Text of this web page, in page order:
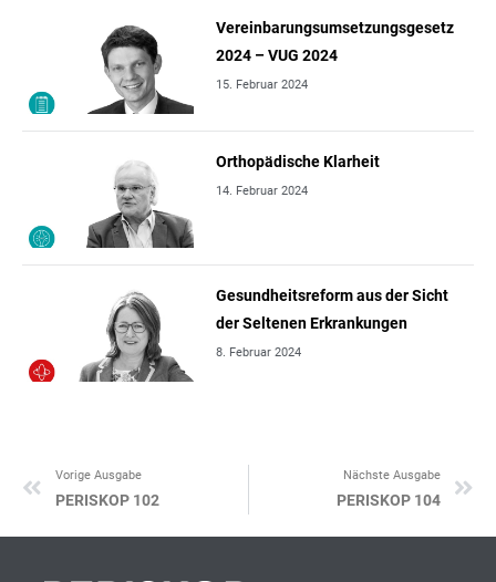
Vereinbarungsumsetzungsgesetz
2024 – VUG 2024
15. Februar 2024
Orthopädische Klarheit
14. Februar 2024
Gesundheitsreform aus der Sicht
der Seltenen Erkrankungen
8. Februar 2024
Zurück
Vorige Ausgabe
PERISKOP 102
Nächste Ausgabe
PERISKOP 104